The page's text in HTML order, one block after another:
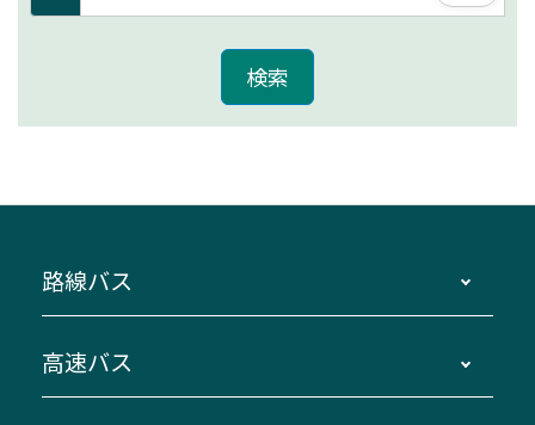
路線バス
主要停留所案内図・時刻表
高速バス